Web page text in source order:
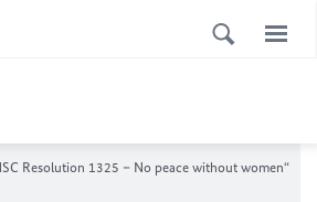
Resolution 1325 – No peace without women“